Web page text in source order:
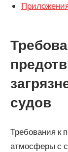
судов
Требования к
атмосферы с